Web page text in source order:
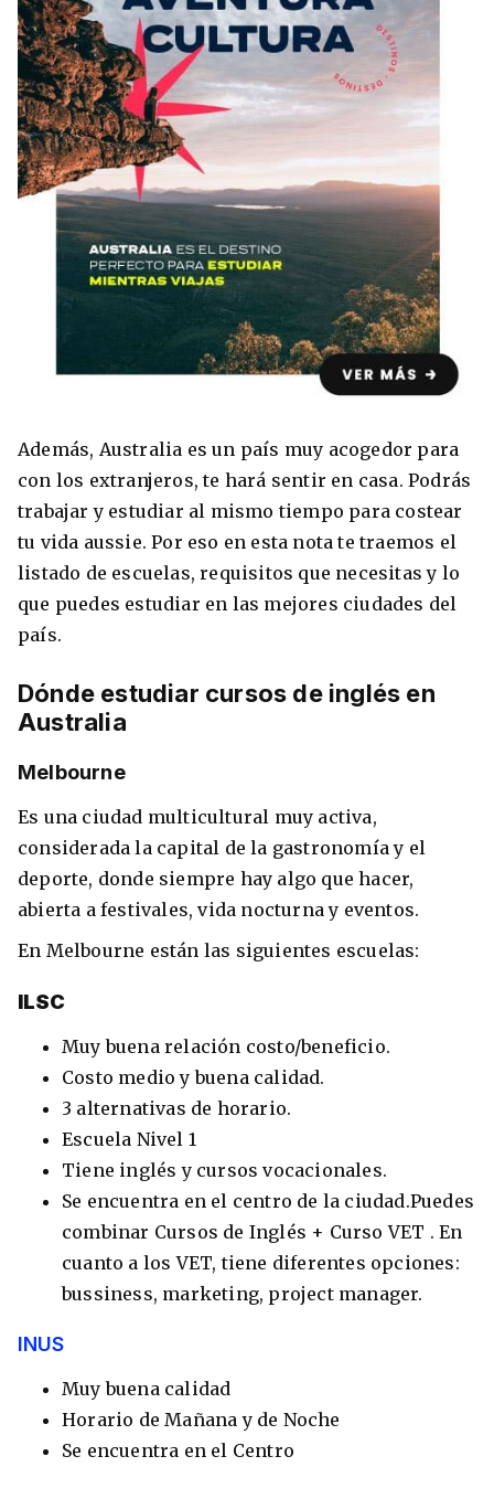
8 ciudades para tomar cursos de inglés
intensivo
Barbie Castoldi 09/11/2021
Estudia Business en Auckland
Estudia Desarrollo Web en Toronto
+30 Summer English for Professionals en
Además, Australia es un país muy acogedor para
con los extranjeros, te hará sentir en casa. Podrás
trabajar y estudiar al mismo tiempo para costear
tu vida aussie. Por eso en esta nota te traemos el
listado de escuelas, requisitos que necesitas y lo
que puedes estudiar en las mejores ciudades del
país.
Dónde estudiar cursos de inglés en
Australia
Melbourne
Es una ciudad multicultural muy activa,
considerada la capital de la gastronomía y el
deporte, donde siempre hay algo que hacer,
abierta a festivales, vida nocturna y eventos.
En Melbourne están las siguientes escuelas:
ILSC
Muy buena relación costo/beneficio.
Costo medio y buena calidad.
3 alternativas de horario.
Escuela Nivel 1
Tiene inglés y cursos vocacionales.
Se encuentra en el centro de la ciudad.Puedes
combinar Cursos de Inglés + Curso VET . En
cuanto a los VET, tiene diferentes opciones:
bussiness, marketing, project manager.
INUS
Muy buena calidad
Horario de Mañana y de Noche
Se encuentra en el Centro